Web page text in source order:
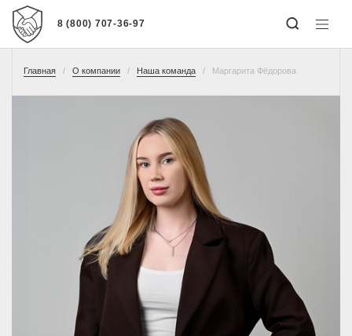
8 (800) 707-36-97
Главная О компании Наша команда Маргарита Фёдорова